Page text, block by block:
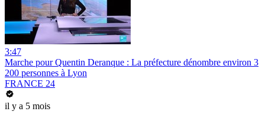
3:47
Marche pour Quentin Deranque : La préfecture dénombre environ 3
200 personnes à Lyon
FRANCE 24
il y a 5 mois